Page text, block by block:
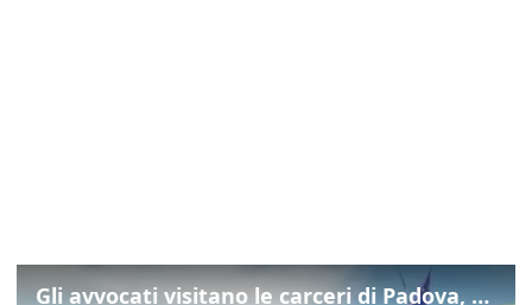
Gli avvocati visitano le carceri di Padova, ecco cosa hanno trovato